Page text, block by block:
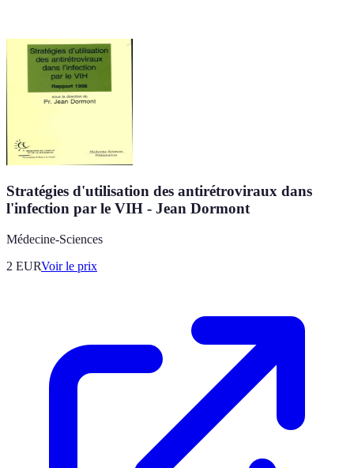
Stratégies d'utilisation des antirétroviraux dans
l'infection par le VIH - Jean Dormont
Médecine-Sciences
2 EURVoir le prix